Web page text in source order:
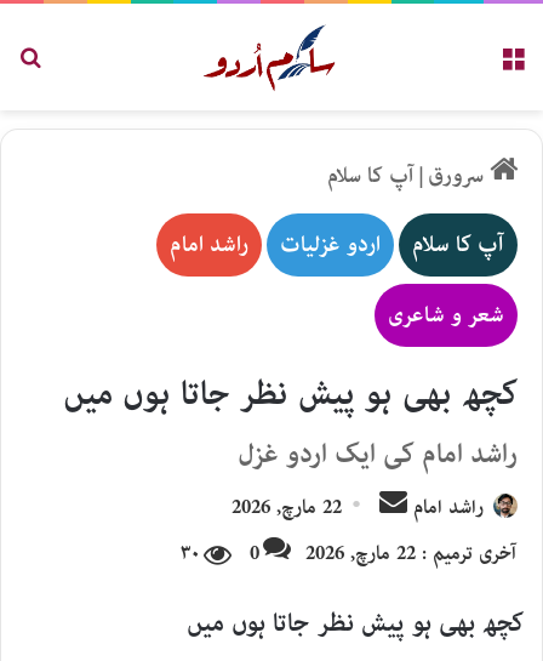
سرورق|آپ کا سلام
آپ کا سلام اردو غزلیات راشد امام
شعر و شاعری
کچھ بھی ہو پیش نظر جاتا ہوں میں
راشد امام کی ایک اردو غزل
راشد امام
Send
email
22 مارچ, 2026
آخری ترمیم : 22 مارچ, 2026
0 ۳۰
کچھ بھی ہو پیش نظر جاتا ہوں میں